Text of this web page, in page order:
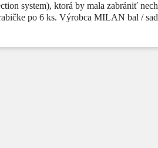
system), ktorá by mala zabrániť
po 6 ks. Výrobca MILAN bal /